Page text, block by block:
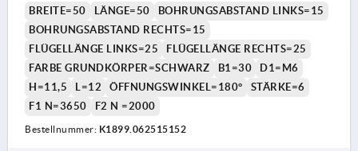
BREITE=50 LÄNGE=50
BOHRUNGSABSTAND LINKS=15
BOHRUNGSABSTAND RECHTS=15
FLÜGELLÄNGE LINKS=25
FLÜGELLÄNGE RECHTS=25
FARBE GRUNDKÖRPER=SCHWARZ
B1=30
D1=M6
H=11,5
L=12 ÖFFNUNGSWINKEL=180°
STÄRKE=6
F1 N=3650
F2 N =2000
Bestellnummer: K1899.062515152